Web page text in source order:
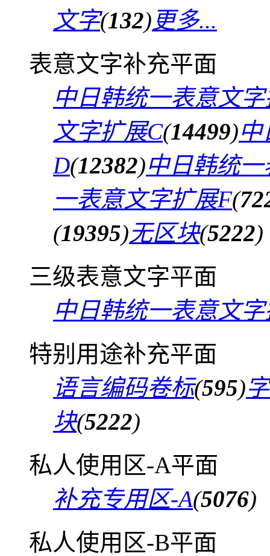
文字(132) 更多...
表意文字补充平面
中日韩统一表意文
文字扩展C(14499)
D(12382)中日韩统
一表意文字扩展F(
(19395)无区块(5222)
三级表意文字平面
中日韩统一表意文
特别用途补充平面
语言编码卷标(595)
块(5222)
私人使用区-A平面
补充专用区-A(5076)
私人使用区-B平面